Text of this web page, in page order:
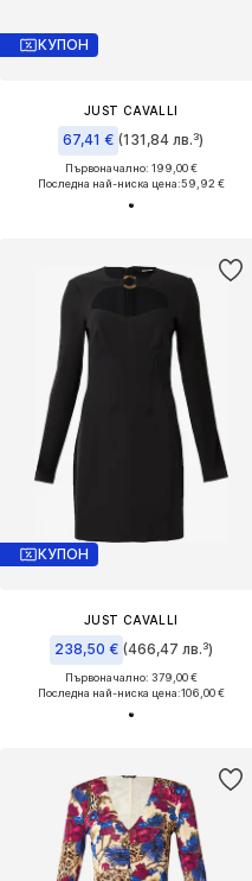
КУПОН
JUST CAVALLI
67,41 € (131,84 лв.³)
Първоначално: 199,00 €
Последна най-ниска цена:59,92 €
КУПОН
JUST CAVALLI
238,50 € (466,47 лв.³)
Първоначално: 379,00 €
Последна най-ниска цена:106,00 €